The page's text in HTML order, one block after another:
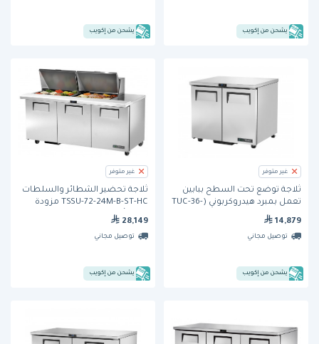
يشحن من إكويب يشحن من إكويب
غير متوفر
ثلاجة تُوضع تحت السطح ببابين
تعمل بمبرد هيدروكربوني (TUC-36-
14,879
توصيل مجاني
يشحن من إكويب
غير متوفر
ثلاجة تحضير الشطائر والسلطات
TSSU-72-24M-B-ST-HC مزودة
بثلاثة أبواب من ترو
28,149
توصيل مجاني
يشحن من إكويب